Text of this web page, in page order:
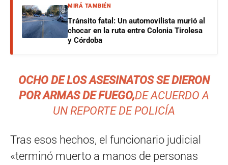
MIRÁ TAMBIÉN
Tránsito fatal: Un automovilista murió al
chocar en la ruta entre Colonia Tirolesa
y Córdoba
OCHO DE LOS ASESINATOS SE DIERON
POR ARMAS DE FUEGO,DE ACUERDO A
UN REPORTE DE POLICÍA
Tras esos hechos, el funcionario judicial
«terminó muerto a manos de personas